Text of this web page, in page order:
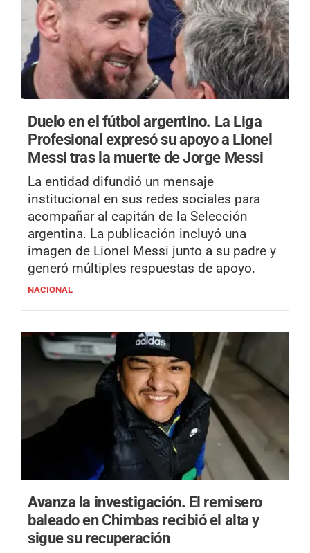
Duelo en el fútbol argentino. La Liga
Profesional expresó su apoyo a Lionel
Messi tras la muerte de Jorge Messi
La entidad difundió un mensaje
institucional en sus redes sociales para
acompañar al capitán de la Selección
argentina. La publicación incluyó una
imagen de Lionel Messi junto a su padre y
generó múltiples respuestas de apoyo.
NACIONAL
Avanza la investigación. El remisero
baleado en Chimbas recibió el alta y
sigue su recuperación